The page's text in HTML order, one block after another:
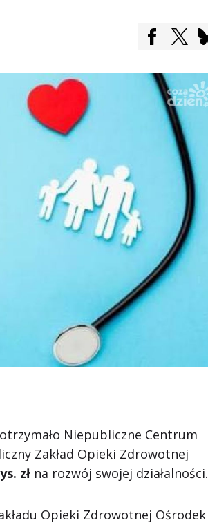
Niepubliczne Centrum
Zakład Opieki Zdrowotnej
zł na rozwój swojej działalności.
Opieki Zdrowotnej Ośrodek